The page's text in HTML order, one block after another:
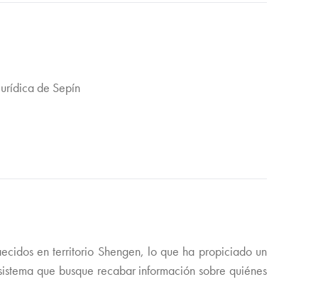
de Sepín
en territorio Shengen, lo que ha propiciado un
que busque recabar información sobre quiénes